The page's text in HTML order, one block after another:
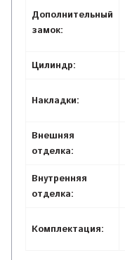
Дополнительный
замок:
Цилиндр:
Накладки:
Внешняя
отделка:
Внутренняя
отделка:
Комплектация: